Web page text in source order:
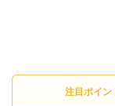
注目ポイン